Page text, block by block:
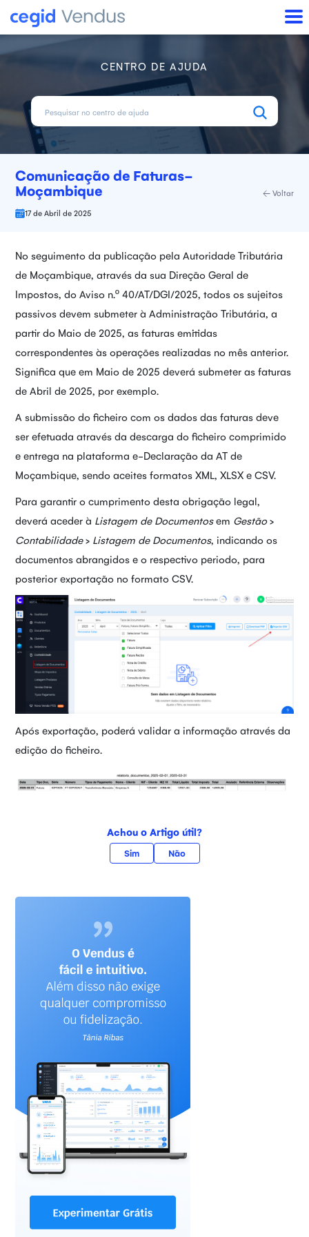
CENTRO DE AJUDA
Comunicação de Faturas-
Moçambique
17 de Abril de 2025
Voltar
No seguimento da publicação pela Autoridade Tributária
de Moçambique, através da sua Direção Geral de
Impostos, do Aviso n.º 40/AT/DGI/2025, todos os sujeitos
passivos devem submeter à Administração Tributária, a
partir do Maio de 2025, as faturas emitidas
correspondentes às operações realizadas no mês anterior.
Significa que em Maio de 2025 deverá submeter as faturas
de Abril de 2025, por exemplo.
A submissão do ficheiro com os dados das faturas deve
ser efetuada através da descarga do ficheiro comprimido
e entrega na plataforma e-Declaração da AT de
Moçambique, sendo aceites formatos XML, XLSX e CSV.
Para garantir o cumprimento desta obrigação legal,
deverá aceder à Listagem de Documentosem Gestão>
Contabilidade> Listagem de Documentos, indicando os
documentos abrangidos e o respectivo periodo, para
posterior exportação no formato CSV.
Após exportação, poderá validar a informação através da
edição do ficheiro.
Achou o Artigo útil?
Sim Não